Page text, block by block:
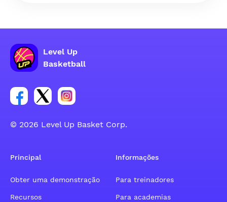
Level Up
Basketball
Link para o grupo social da conta do Facebook
Link para o grupo social da conta do tweeter
Link para o grupo social da conta do
© 2026 Level Up Basket Corp.
Principal
Obter uma demonstração
Recursos
Informações
Para treinadores
Para academias